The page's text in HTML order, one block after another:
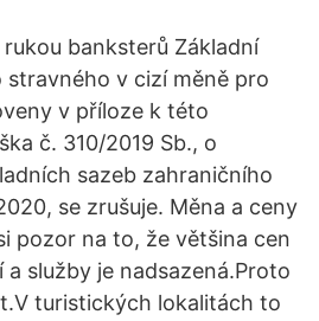
banksterů Základní
stravného v cizí měně pro
v příloze k této
č. 310/2019 Sb., o
sazeb zahraničního
se zrušuje. Měna a ceny
pozor na to, že většina cen
a služby je nadsazená.Proto
turistických lokalitách to